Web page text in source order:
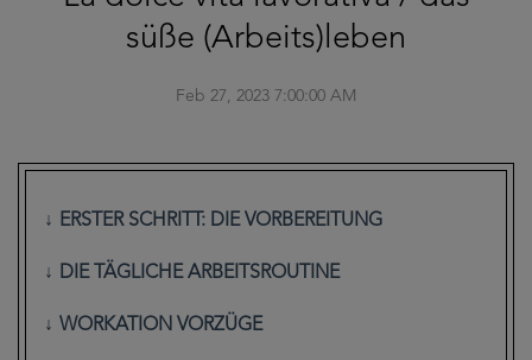
süße (Arbeits)leben
Feb 27, 2023 7:00:00 AM
ERSTER SCHRITT: DIE VORBEREITUNG
DIE TÄGLICHE ARBEITSROUTINE
WORKATION VORZÜGE